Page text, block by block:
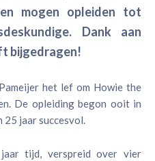
mogen opleiden tot
Dank aan
bijgedragen!
het lef om Howie the
De opleiding begon ooit in
25 jaar succesvol.
tijd, verspreid over vier